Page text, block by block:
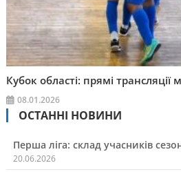
Кубок області: прямі трансляції
08.01.2026
ОСТАННІ НОВИНИ
Перша ліга: склад учасників
20.06.2026